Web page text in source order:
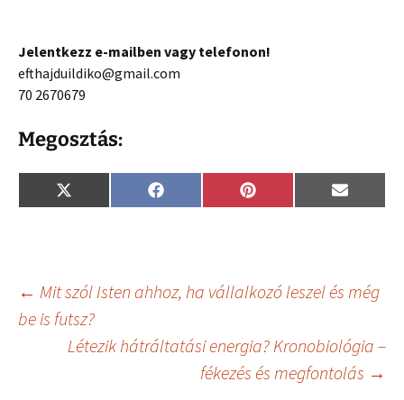
Jelentkezz e-mailben vagy telefonon!
efthajduildiko@gmail.com
70 2670679
Megosztás:
Share
on
X
(
e
r
)
Share
on
F
a
k
Share
on
P
i
s
Share
on
E
m
Bejegyzés
navigáció
← Mit szól Isten ahhoz, ha vállalkozó leszel és még
be is futsz?
Létezik hátráltatási energia? Kronobiológia –
fékezés és megfontolás →